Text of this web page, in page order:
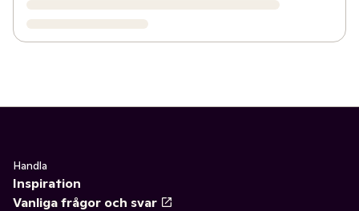
Handla
Inspiration
Vanliga frågor och svar